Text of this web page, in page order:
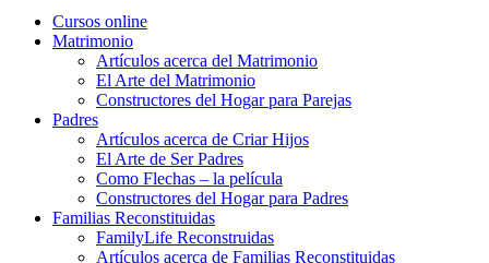
Cursos online
Matrimonio
Artículos acerca del Matrimonio
El Arte del Matrimonio
Constructores del Hogar para Parejas
Padres
Artículos acerca de Criar Hijos
El Arte de Ser Padres
Como Flechas – la película
Constructores del Hogar para Padres
Familias Reconstituidas
FamilyLife Reconstruidas
Artículos acerca de Familias Reconstituidas